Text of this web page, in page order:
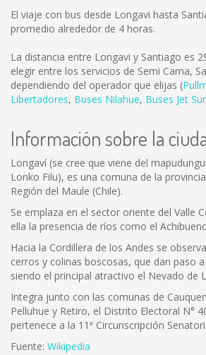
El viaje con bus desde Longavi hasta
promedio alrededor de 4 horas.
La distancia entre Longavi y Santiago es
elegir entre los servicios de Semi Cama,
dependiendo del operador que elijas (
Libertadores, Buses Nilahue, Buses Jet Sur
Información sobre la
Longaví (se cree que viene del
Lonko Filu), es una comuna de la
Región del Maule (Chile).
Se emplaza en el sector oriente del Valle
ella la presencia de ríos como el
Hacia la Cordillera de los Andes se
cerros y colinas boscosas, que dan paso
siendo el principal atractivo el Nevado de
Integra junto con las comunas de
Pelluhue y Retiro, el Distrito Electoral N°
pertenece a la 11ª Circunscripción
Fuente: Wikipedia